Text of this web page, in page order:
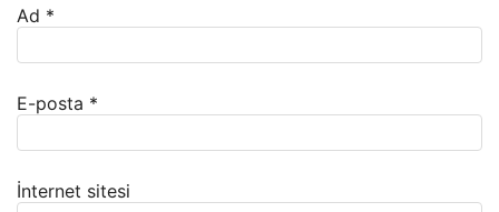
Ad *
E-posta *
İnternet sitesi